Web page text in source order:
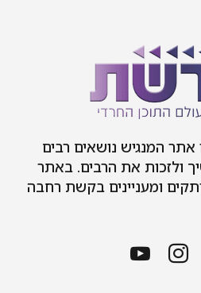
המנגיש נושאים רבים
ולזכות את הרבים. באתר
ומעניינים בקשת רחבה